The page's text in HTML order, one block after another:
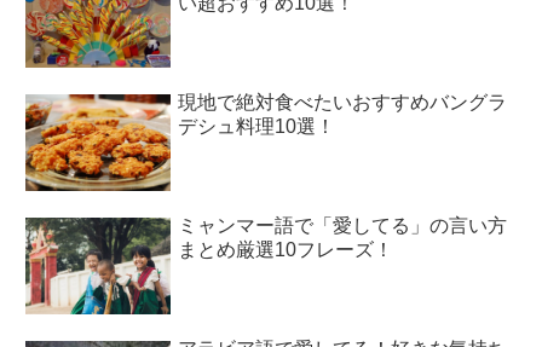
現地で絶対食べたいおすすめバングラ
デシュ料理10選！
ミャンマー語で「愛してる」の言い方
まとめ厳選10フレーズ！